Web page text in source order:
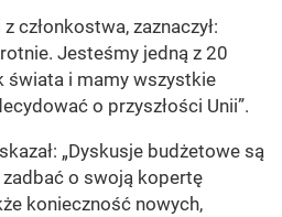
członkostwa, zaznaczył:
Jesteśmy jedną z 20
świata i mamy wszystkie
o przyszłości Unii”.
„Dyskusje budżetowe są
o swoją kopertę
konieczność nowych,